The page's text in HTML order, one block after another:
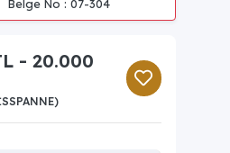
Belge No : 07-304
- 20.000